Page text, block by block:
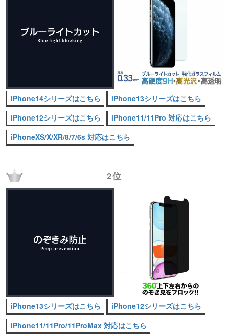
iPhone14シリーズはこちら
iPhone13シリーズはこちら
iPhone12シリーズはこちら
iPhone11/11Pro 対応はこちら
iPhoneXS/X/XR/8/7/6s 対応はこちら
2位
iPhone13シリーズはこちら
iPhone12シリーズはこちら
iPhone11/11Pro/11ProMax 対応はこちら